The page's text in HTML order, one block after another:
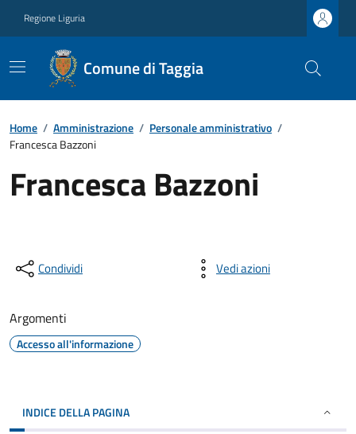
Regione Liguria
Comune di Taggia
Home / Amministrazione / Personale amministrativo /
Francesca Bazzoni
Francesca Bazzoni
Condividi Vedi azioni
Argomenti
Accesso all'informazione
INDICE DELLA PAGINA